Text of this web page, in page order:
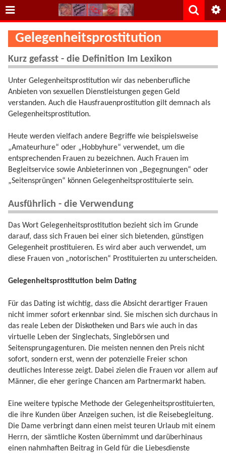
Gelegenheitsprostitution
Kurz gefasst - die Definition Im Lexikon
Unter Gelegenheitsprostitution wir das nebenberufliche
Anbieten von sexuellen Dienstleistungen gegen Geld
verstanden. Auch die Hausfrauenprostitution gilt demnach als
Gelegenheitsprostitution.
Heute werden vielfach andere Begriffe wie beispielsweise
„Amateurhure“ oder „Hobbyhure“ verwendet, um die
entsprechenden Frauen zu bezeichnen. Auch Frauen im
Begleitservice sowie Anbieterinnen von „Begegnungen“ oder
„Seitensprüngen“ können Gelegenheitsprostituierte sein.
Ausführlich - die Verwendung
Das Wort Gelegenheitsprostitution bezieht sich im Grunde
darauf, dass sich Frauen bei einer sich bietenden, günstigen
Gelegenheit prostituieren. Es wird aber auch verwendet, um
diese Frauen von „notorischen“ Prostituierten zu unterscheiden.
Gelegenheitsprostitution beim Dating
Für das Dating ist wichtig, dass die Absicht derartiger Frauen
nicht immer sofort erkennbar sind. Sie mischen sich durchaus in
das reale Leben der Diskotheken und Bars wie auch in das
virtuelle Leben der Singlechats, Singlebörsen und
Seitensprungagenturen. Die meisten nennen den Preis nicht
sofort, sondern erst, wenn der potenzielle Freier schon
deutliches Interesse zeigt. Dabei zielen die Frauen vor allem auf
Männer, die eher geringe Chancen am Partnermarkt haben.
Eine weitere typische Methode der Gelegenheitsprostituierten,
die ihre Kunden über Anzeigen suchen, ist die Reisebegleitung.
Die Dame verbringt dann einen meist teuren Urlaub mit einem
Herrn, der sämtliche Kosten übernimmt und darüberhinaus
einen nahmhaften Beitrag in Geld für die Liebesdienste